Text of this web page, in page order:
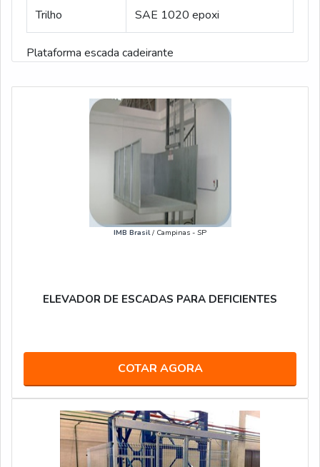
Trilho SAE 1020 epoxi
Plataforma escada cadeirante
IMB Brasil/ Campinas - SP
ELEVADOR DE ESCADAS PARA DEFICIENTES
COTAR AGORA